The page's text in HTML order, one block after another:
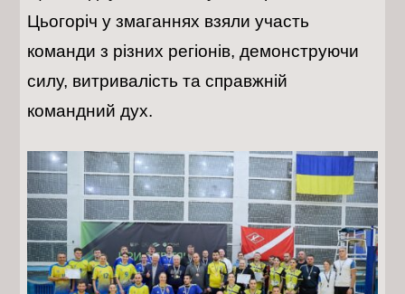
Цьогоріч у змаганнях взяли участь
команди з різних регіонів, демонструючи
силу, витривалість та справжній
командний дух.